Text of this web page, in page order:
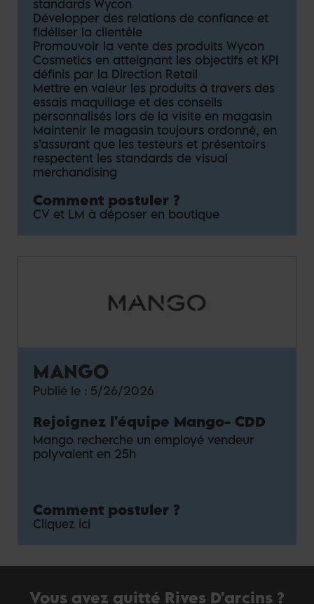
standards Wycon
Développer des relations de confiance et
fidéliser la clientèle
Promouvoir la vente des produits Wycon
Cosmetics en atteignant les objectifs et KPI
définis par la Direction Retail
Mettre en valeur les produits à travers des
essais maquillage et des conseils
personnalisés lors de la visite en magasin
Maintenir le magasin toujours ordonné, en
s’assurant que les testeurs et présentoirs
respectent les standards de visual
merchandising
Comment postuler ?
CV et LM à déposer en boutique
MANGO
Publié le : 5/26/2026
Rejoignez l'équipe Mango- CDD
Mango recherche un employé vendeur
polyvalent en 25h
Comment postuler ?
Cliquez ici
Vous avez quitté Rives D'arcins ?